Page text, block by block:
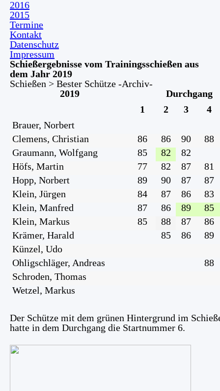
2016
2015
Termine
Kontakt
Datenschutz
Impressum
Schießergebnisse vom Trainingsschießen aus
dem Jahr 2019
Schießen > Bester Schütze -Archiv-
2019
Durchgang
1
2 3
4
Brauer, Norbert
Clemens, Christian
86 86 90
88
Graumann, Wolfgang
85 82
82
Höfs, Martin
77 82 87
81
Hopp, Norbert
89 90 87
87
Klein, Jürgen
84 87 86
83
Klein, Manfred
87 86 89
85
Klein, Markus
85 88 87
86
Krämer, Harald
85 86
89
Künzel, Udo
Ohligschläger, Andreas
88
Schroden, Thomas
Wetzel, Markus
Der Schütze mit dem grünen Hintergrund im
hatte in dem Durchgang die Startnummer 6.